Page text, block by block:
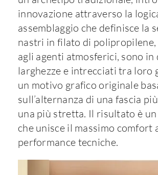
innovazione attraverso la
assemblaggio che definisce la
nastri in filato di
agli agenti atmosferici, sono in
larghezze e intrecciati tra loro
un motivo grafico originale
sull’alternanza di una fascia
una più stretta. Il risultato è
che unisce il massimo comfort
performance tecniche.